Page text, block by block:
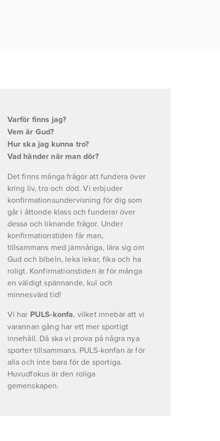
Varför finns jag?
Vem är Gud?
Hur ska jag kunna tro?
Vad händer när man dör?
Det finns många frågor att fundera över
kring liv, tro och död. Vi erbjuder
konfirmationsundervisning för dig som
går i åttonde klass och funderar över
dessa och liknande frågor. Under
konfirmationstiden får man,
tillsammans med jämnåriga, lära sig om
Gud och bibeln, leka lekar, fika och ha
roligt. Konfirmationstiden är för många
en väldigt spännande, kul och
minnesvärd tid!
Vi har PULS-konfa, vilket innebär att vi
varannan gång har ett mer sportigt
innehåll. Då ska vi prova på några nya
sporter tillsammans. PULS-konfan är för
alla och inte bara för de sportiga.
Huvudfokus är den roliga
gemenskapen.